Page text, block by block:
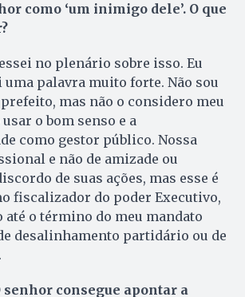
como ‘um inimigo dele’. O que
no plenário sobre isso. Eu
uma palavra muito forte. Não sou
mas não o considero meu
o bom senso e a
como gestor público. Nossa
e não de amizade ou
de suas ações, mas esse é
fiscalizador do poder Executivo,
até o término do meu mandato
desalinhamento partidário ou de
consegue apontar a